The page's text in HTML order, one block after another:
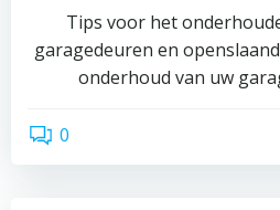
Tips voor het
garagedeuren en
onderhoud van uw
0